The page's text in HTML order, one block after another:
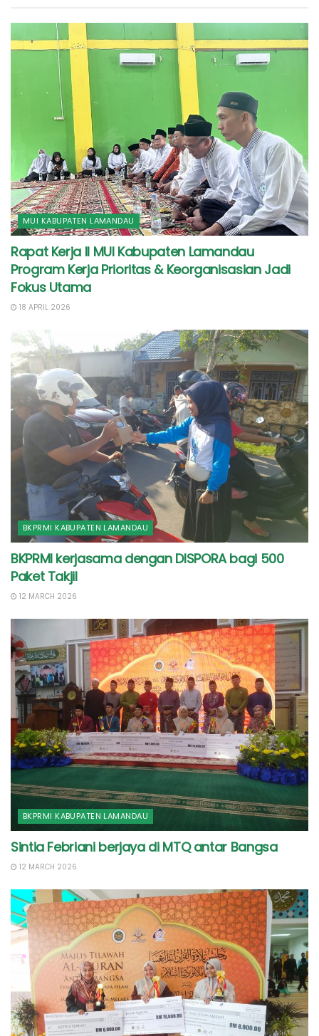
MUI KABUPATEN LAMANDAU
Rapat Kerja II MUI Kabupaten Lamandau
Program Kerja Prioritas & Keorganisasian Jadi
Fokus Utama
18 APRIL 2026
BKPRMI KABUPATEN LAMANDAU
BKPRMI kerjasama dengan DISPORA bagi 500
Paket Takjil
12 MARCH 2026
BKPRMI KABUPATEN LAMANDAU
Sintia Febriani berjaya di MTQ antar Bangsa
12 MARCH 2026